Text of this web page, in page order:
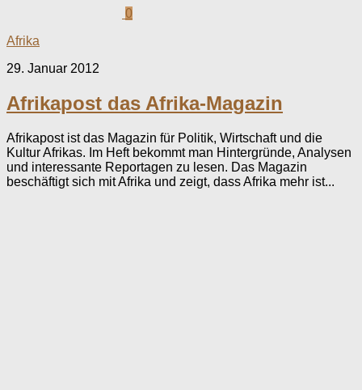
0
Afrika
29. Januar 2012
Afrikapost das Afrika-Magazin
Afrikapost ist das Magazin für Politik, Wirtschaft und die
Kultur Afrikas. Im Heft bekommt man Hintergründe, Analysen
und interessante Reportagen zu lesen. Das Magazin
beschäftigt sich mit Afrika und zeigt, dass Afrika mehr ist...